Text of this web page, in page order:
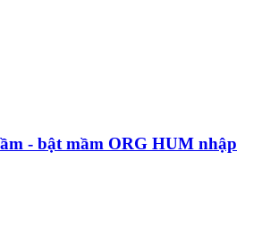
- bật mầm ORG HUM nhập